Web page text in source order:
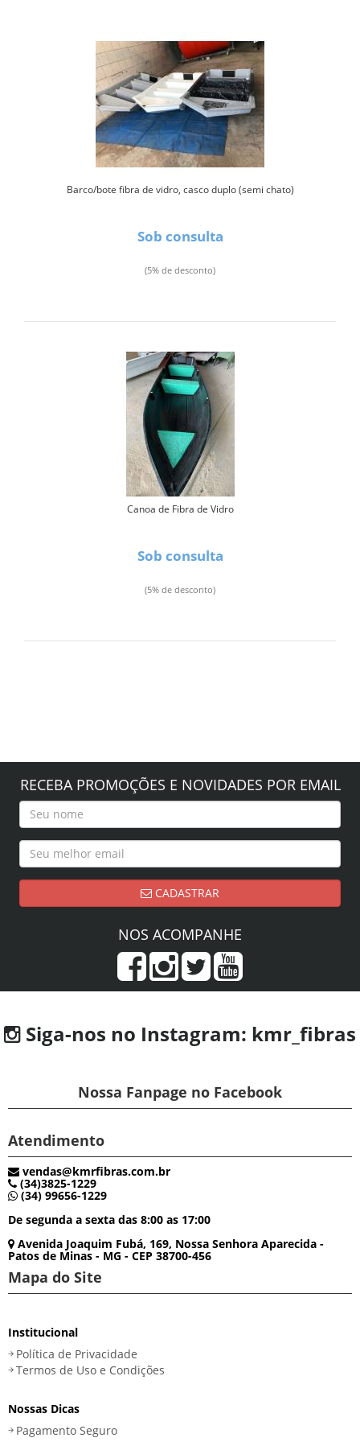
Barco/bote fibra de vidro, casco duplo (semi chato)
Sob consulta
(5% de desconto)
Canoa de Fibra de Vidro
Sob consulta
(5% de desconto)
RECEBA PROMOÇÕES E NOVIDADES POR EMAIL
CADASTRAR
NOS ACOMPANHE
Siga-nos no Instagram: kmr_fibras
Nossa Fanpage no Facebook
Atendimento
vendas@kmrfibras.com.br
(34)3825-1229
(34) 99656-1229
De segunda a sexta das 8:00 as 17:00
Avenida Joaquim Fubá, 169, Nossa Senhora Aparecida -
Patos de Minas - MG - CEP 38700-456
Mapa do Site
Institucional
Política de Privacidade
Termos de Uso e Condições
Nossas Dicas
Pagamento Seguro